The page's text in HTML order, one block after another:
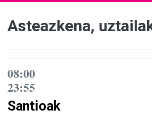
Asteazkena,
08:00
23:55
Santioak